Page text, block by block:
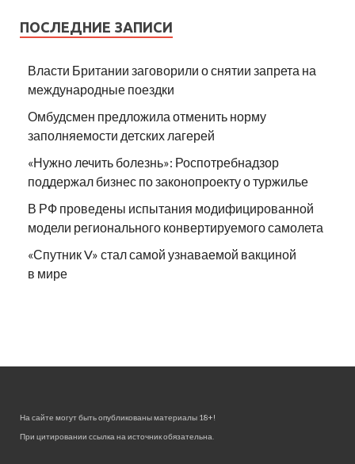
ПОСЛЕДНИЕ ЗАПИСИ
Власти Британии заговорили о снятии запрета на
международные поездки
Омбудсмен предложила отменить норму
заполняемости детских лагерей
«Нужно лечить болезнь»: Роспотребнадзор
поддержал бизнес по законопроекту о туржилье
В РФ проведены испытания модифицированной
модели регионального конвертируемого самолета
«Спутник V» стал самой узнаваемой вакциной
в мире
На сайте могут быть опубликованы материалы 18+!
При цитировании ссылка на источник обязательна.